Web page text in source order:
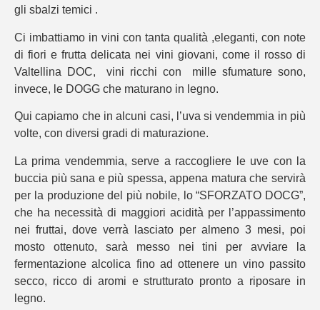
gli sbalzi temici .
Ci imbattiamo in vini con tanta qualità ,eleganti, con note
di fiori e frutta delicata nei vini giovani, come il rosso di
Valtellina DOC, vini ricchi con mille sfumature sono,
invece, le DOGG che maturano in legno.
Qui capiamo che in alcuni casi, l’uva si vendemmia in più
volte, con diversi gradi di maturazione.
La prima vendemmia, serve a raccogliere le uve con la
buccia più sana e più spessa, appena matura che servirà
per la produzione del più nobile, lo “SFORZATO DOCG”,
che ha necessità di maggiori acidità per l’appassimento
nei fruttai, dove verrà lasciato per almeno 3 mesi, poi
mosto ottenuto, sarà messo nei tini per avviare la
fermentazione alcolica fino ad ottenere un vino passito
secco, ricco di aromi e strutturato pronto a riposare in
legno.